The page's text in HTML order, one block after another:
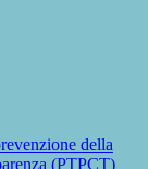
della
(PTPCT)